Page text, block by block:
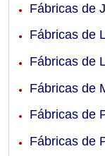
Fábricas de
Fábricas de
Fábricas de
Fábricas de
Fábricas de
Fábricas de